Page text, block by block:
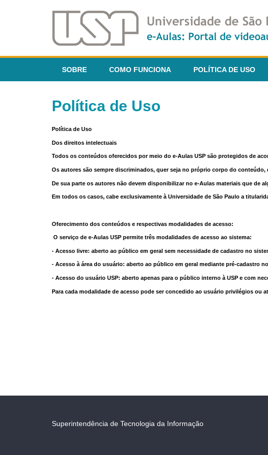
SOBRE COMO FUNCIONA POLÍTICA DE USO
Política de Uso
Política de Uso
Dos direitos intelectuais
Todos os conteúdos oferecidos por meio do e-Aulas USP são protegidos de
Os autores são sempre discriminados, quer seja no próprio corpo do
De sua parte os autores não devem disponibilizar no e-Aulas materiais que de
Em todos os casos, cabe exclusivamente à Universidade de São Paulo a
Oferecimento dos conteúdos e respectivas modalidades de acesso:
O serviço de e-Aulas USP permite três modalidades de acesso ao sistema:
- Acesso livre: aberto ao público em geral sem necessidade de cadastro no
- Acesso à área do usuário: aberto ao público em geral mediante pré-cadastro
- Acesso do usuário USP: aberto apenas para o público interno à USP e com
Para cada modalidade de acesso pode ser concedido ao usuário privilégios ou
Superintendência de Tecnologia da Informação